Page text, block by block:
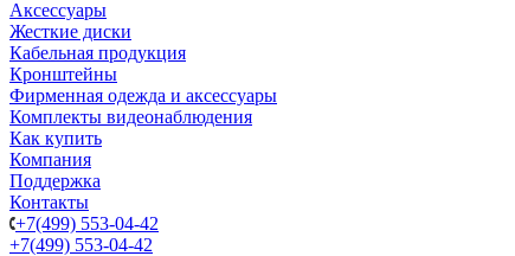
Аксессуары
Жесткие диски
Кабельная продукция
Кронштейны
Фирменная одежда и аксессуары
Комплекты видеонаблюдения
Как купить
Компания
Поддержка
Контакты
+7(499) 553-04-42
+7(499) 553-04-42